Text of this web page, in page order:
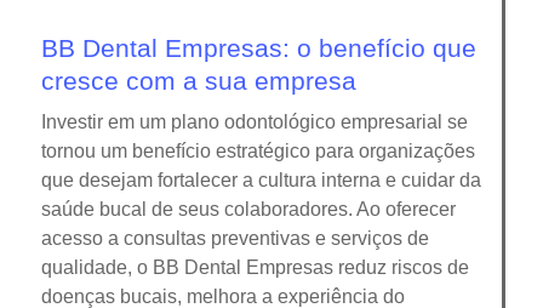
BB Dental Empresas: o benefício que
cresce com a sua empresa
Investir em um plano odontológico empresarial se
tornou um benefício estratégico para organizações
que desejam fortalecer a cultura interna e cuidar da
saúde bucal de seus colaboradores. Ao oferecer
acesso a consultas preventivas e serviços de
qualidade, o BB Dental Empresas reduz riscos de
doenças bucais, melhora a experiência do